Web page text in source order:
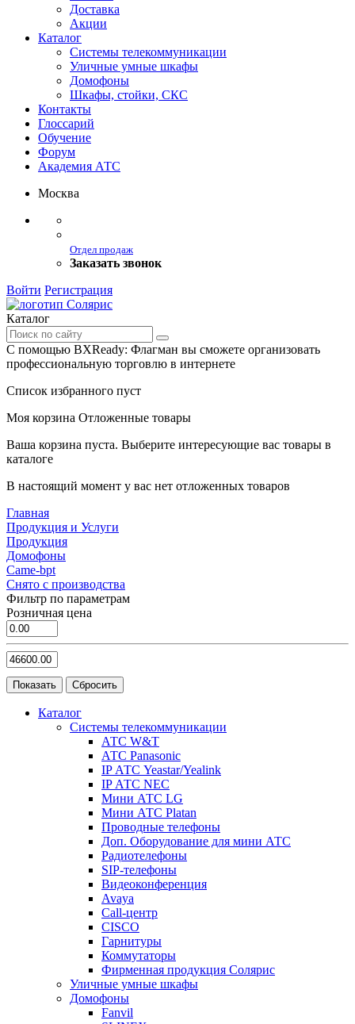
Доставка
Акции
Каталог
Системы телекоммуникации
Уличные умные шкафы
Домофоны
Шкафы, стойки, СКС
Контакты
Глоссарий
Обучение
Форум
Академия АТС
Москва
Отдел продаж
Заказать звонок
Войти Регистрация
Каталог
С помощью BXReady: Флагман вы сможете организовать
профессиональную торговлю в интернете
Список избранного пуст
Моя корзина Отложенные товары
Ваша корзина пуста. Выберите интересующие вас товары в
каталоге
В настоящий момент у вас нет отложенных товаров
Главная
Продукция и Услуги
Продукция
Домофоны
Came-bpt
Снято с производства
Фильтр по параметрам
Розничная цена
Каталог
Системы телекоммуникации
АТС W&T
АТС Panasonic
IP АТС Yeastar/Yealink
IP АТС NEC
Мини АТС LG
Мини АТС Platan
Проводные телефоны
Доп. Оборудование для мини АТС
Радиотелефоны
SIP-телефоны
Видеоконференция
Avaya
Call-центр
CISCO
Гарнитуры
Коммутаторы
Фирменная продукция Солярис
Уличные умные шкафы
Домофоны
Fanvil